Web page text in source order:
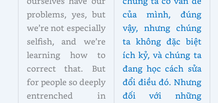
problems, yes, but
we’re not especially
selfish, and we’re
learning how to
correct that. But
for people so deeply
entrenched in
của mình, đúng
vậy, nhưng chúng
ta không đặc biệt
ích kỷ, và chúng ta
đang học cách sửa
đổi điều đó. Nhưng
đối với những